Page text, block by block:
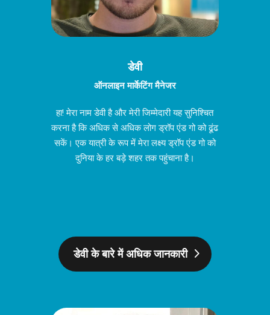
डेवी
ऑनलाइन मार्केटिंग मैनेजर
हा! मेरा नाम डेवी है और मेरी जिम्मेदारी यह सुनिश्चित
करना है कि अधिक से अधिक लोग ड्रॉप एंड गो को ढूंढ
सकें। एक यात्री के रूप में मेरा लक्ष्य ड्रॉप एंड गो को
दुनिया के हर बड़े शहर तक पहुंचाना है।
डेवी के बारे में अधिक जानकारी